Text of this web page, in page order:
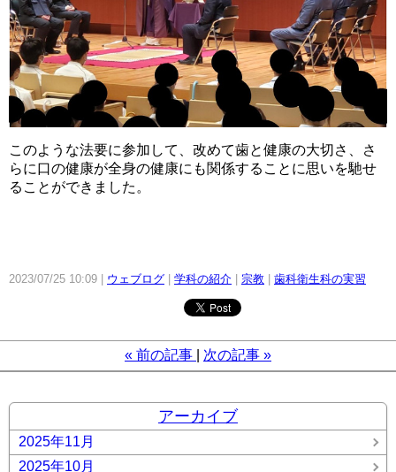
このような法要に参加して、改めて歯と健康の大切さ、さ
らに口の健康が全身の健康にも関係することに思いを馳せ
ることができました。
2023/07/25 10:09 ウェブログ 学科の紹介 宗教 歯科衛生科の実習
« 前の記事 次の記事 »
アーカイブ
2025年11月
2025年10月